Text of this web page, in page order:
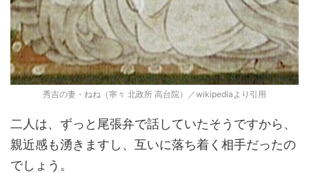
秀吉の妻・ねね（寧々 北政所 高台院）／wikipediaより引用
二人は、ずっと尾張弁で話していたそうですから、
親近感も湧きますし、互いに落ち着く相手だったの
でしょう。